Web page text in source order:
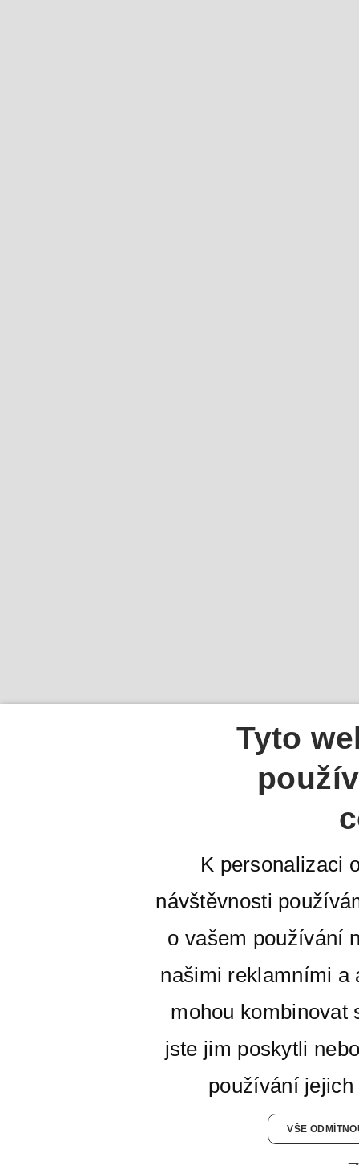
Tyto
K personalizaci
návštěvnosti
o vašem používání
našimi reklamními a
mohou kombinovat
jste jim poskytli
používání
VŠE